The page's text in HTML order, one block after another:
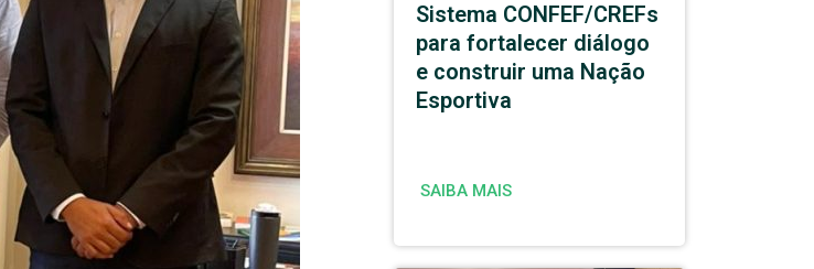
Sistema CONFEF/CREFs
para fortalecer diálogo
e construir uma Nação
Esportiva
SAIBA MAIS